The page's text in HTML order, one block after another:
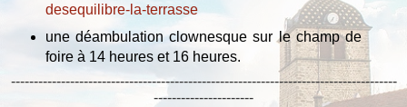
desequilibre-la-terrasse
une déambulation clownesque sur le champ de
foire à 14 heures et 16 heures.
-------------------------------------------------------------------------------------
----------------------